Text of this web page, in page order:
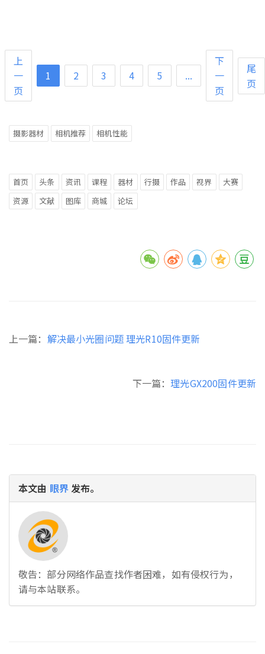
上
一
页
1 2 3 4 5 ...
下
一
页
尾
页
摄影器材 相机推荐 相机性能
首页 头条 资讯 课程 器材 行摄 作品 视界
大赛
资源
文献 图库 商城 论坛
上一篇： 解决最小光圈问题 理光R10固件更新
下一篇：理光GX200固件更新
本文由 眼界 发布。
敬告：部分网络作品查找作者困难，如有侵权行为，
请与本站联系。